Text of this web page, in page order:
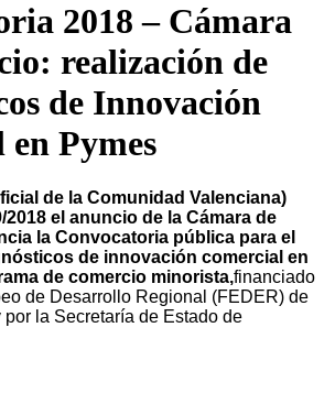
2018 – Cámara
realización de
de Innovación
Pymes
de la Comunidad Valenciana)
el anuncio de la Cámara de
la Convocatoria pública para el
de innovación comercial en
de comercio minorista,financiado
de Desarrollo Regional (FEDER) de
por la Secretaría de Estado de